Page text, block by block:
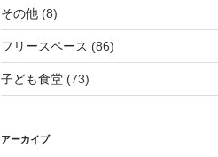
その他(8)
フリースペース (86)
子ども食堂(73)
アーカイブ